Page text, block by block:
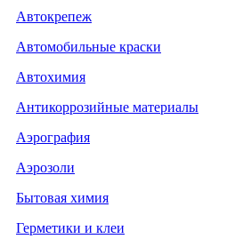
Автокрепеж
Автомобильные краски
Автохимия
Антикоррозийные материалы
Аэрография
Аэрозоли
Бытовая химия
Герметики и клеи